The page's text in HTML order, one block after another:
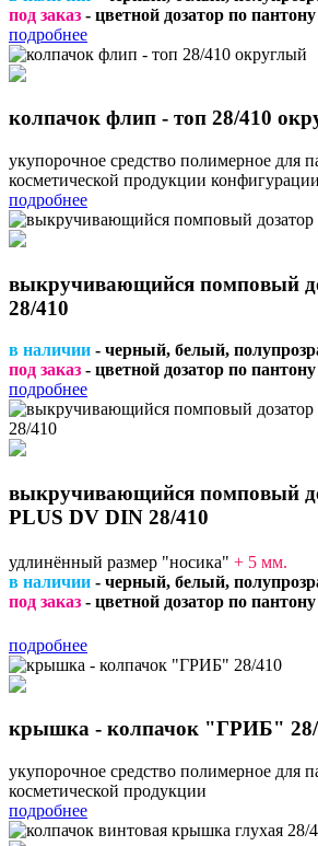
под заказ - цветной дозатор по пантону
подробнее
колпачок флип - топ 28/410
укупорочное средство полимерное для
косметической продукции
подробнее
выкручивающийся помповый
28/410
в наличии - черный, белый,
под заказ - цветной дозатор по пантону
подробнее
выкручивающийся помповый
PLUS DV DIN 28/410
удлинённый размер "носика" + 5 мм.
в наличии - черный, белый,
под заказ - цветной дозатор по пантону
подробнее
крышка - колпачок "ГРИБ" 28/
укупорочное средство полимерное для
косметической продукции
подробнее